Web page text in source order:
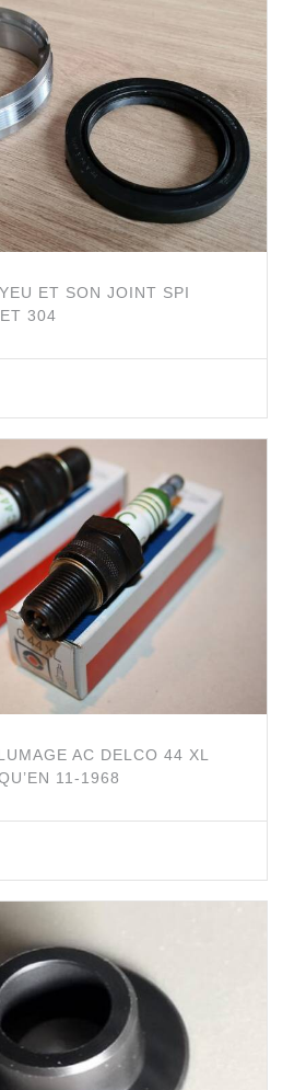
ET SON JOINT SPI
304
AC DELCO 44 XL
11-1968